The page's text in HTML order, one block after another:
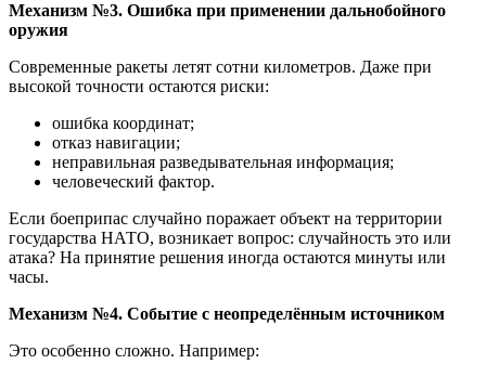
Механизм №3. Ошибка при применении дальнобойного
оружия
Современные ракеты летят сотни километров. Даже при
высокой точности остаются риски:
ошибка координат;
отказ навигации;
неправильная разведывательная информация;
человеческий фактор.
Если боеприпас случайно поражает объект на территории
государства НАТО, возникает вопрос: случайность это или
атака? На принятие решения иногда остаются минуты или
часы.
Механизм №4. Событие с неопределённым источником
Это особенно сложно. Например: